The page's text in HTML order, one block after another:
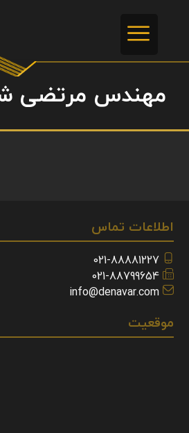
مهندس مرتضی
اطلاعات تماس
021-88881227
021-88799654
info@denavar.com
موقعیت